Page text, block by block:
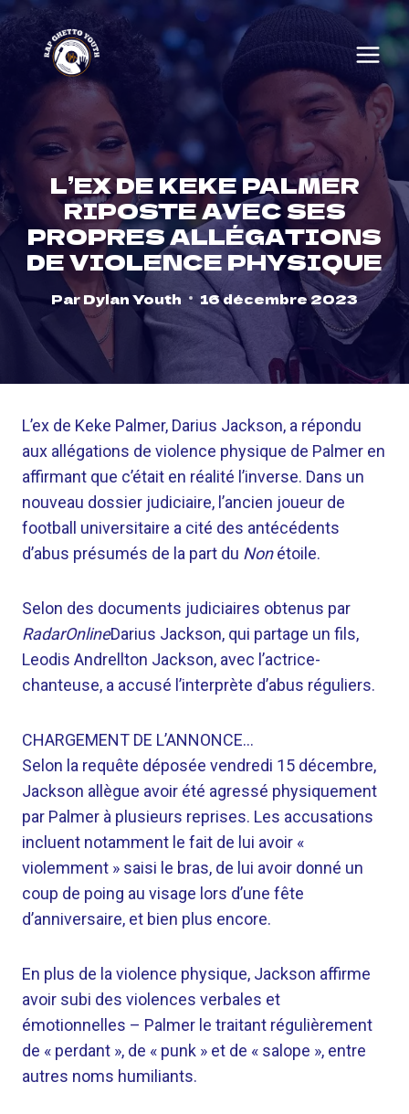
Skip
to
content
L’EX DE KEKE PALMER
RIPOSTE AVEC SES
PROPRES ALLÉGATIONS
DE VIOLENCE PHYSIQUE
ParDylan Youth 16 décembre 2023
L’ex de Keke Palmer, Darius Jackson, a répondu
aux allégations de violence physique de Palmer en
affirmant que c’était en réalité l’inverse. Dans un
nouveau dossier judiciaire, l’ancien joueur de
football universitaire a cité des antécédents
d’abus présumés de la part du Nonétoile.
Selon des documents judiciaires obtenus par
RadarOnlineDarius Jackson, qui partage un fils,
Leodis Andrellton Jackson, avec l’actrice-
chanteuse, a accusé l’interprète d’abus réguliers.
CHARGEMENT DE L’ANNONCE…
Selon la requête déposée vendredi 15 décembre,
Jackson allègue avoir été agressé physiquement
par Palmer à plusieurs reprises. Les accusations
incluent notamment le fait de lui avoir «
violemment » saisi le bras, de lui avoir donné un
coup de poing au visage lors d’une fête
d’anniversaire, et bien plus encore.
En plus de la violence physique, Jackson affirme
avoir subi des violences verbales et
émotionnelles – Palmer le traitant régulièrement
de « perdant », de « punk » et de « salope », entre
autres noms humiliants.